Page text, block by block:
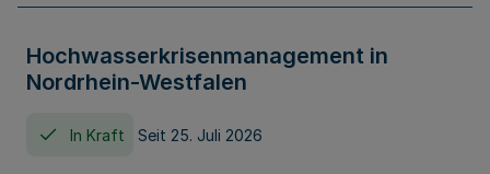
Hochwasserkrisenmanagement in
Nordrhein-Westfalen
In Kraft Seit 25. Juli 2026